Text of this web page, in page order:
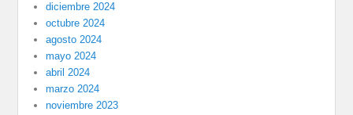
diciembre 2024
octubre 2024
agosto 2024
mayo 2024
abril 2024
marzo 2024
noviembre 2023